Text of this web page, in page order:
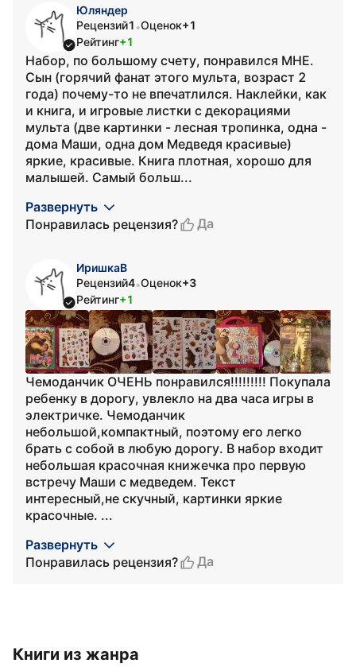
Юляндер
Рецензий1 •Оценок+1
Рейтинг+1
Набор, по большому счету, понравился МНЕ.
Сын (горячий фанат этого мульта, возраст 2
года) почему-то не впечатлился. Наклейки, как
и книга, и игровые листки с декорациями
мульта (две картинки - лесная тропинка, одна -
дома Маши, одна дом Медведя красивые)
яркие, красивые. Книга плотная, хорошо для
малышей. Самый больш...
Развернуть
Понравилась рецензия?
Да
ИришкаВ
Рецензий4•Оценок+3
Рейтинг+1
Чемоданчик ОЧЕНЬ понравился!!!!!!!!! Покупала
ребенку в дорогу, увлекло на два часа игры в
электричке. Чемоданчик
небольшой,компактный, поэтому его легко
брать с собой в любую дорогу. В набор входит
небольшая красочная книжечка про первую
встречу Маши с медведем. Текст
интересный,не скучный, картинки яркие
красочные. ...
Развернуть
Понравилась рецензия?
Да
Книги из жанра